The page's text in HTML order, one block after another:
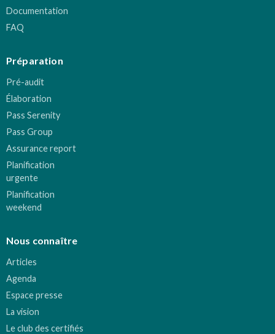
Documentation
FAQ
Préparation
Pré-audit
Élaboration
Pass Serenity
Pass Group
Assurance report
Planification
urgente
Planification
weekend
Nous connaître
Articles
Agenda
Espace presse
La vision
Le club des certifiés